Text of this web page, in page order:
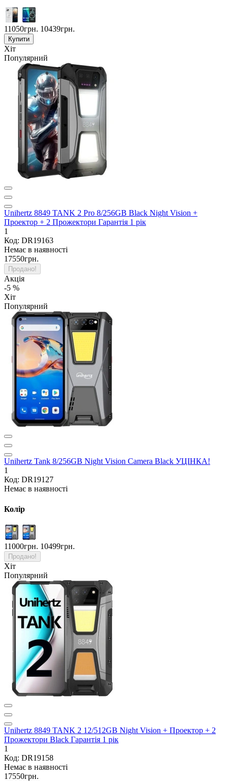
11050грн. 10439грн.
Купити
Хіт
Популярний
Unihertz 8849 TANK 2 Pro 8/256GB Black Night Vision +
Проектор + 2 Прожектори Гарантія 1 рік
1
Код: DR19163
Немає в наявності
17550грн.
Продано!
Акція
-5 %
Хіт
Популярний
Unihertz Tank 8/256GB Night Vision Camera Black УЦІНКА!
1
Код: DR19127
Немає в наявності
Колір
11000грн. 10499грн.
Продано!
Хіт
Популярний
Unihertz 8849 TANK 2 12/512GB Night Vision + Проектор + 2
Прожектори Black Гарантія 1 рік
1
Код: DR19158
Немає в наявності
17550грн.